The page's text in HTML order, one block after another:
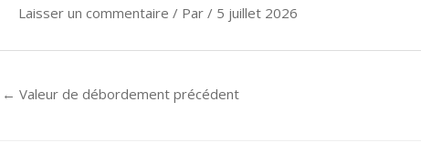
Laisser un commentaire / Par / 5 juillet 2026
← Valeur de débordement précédent